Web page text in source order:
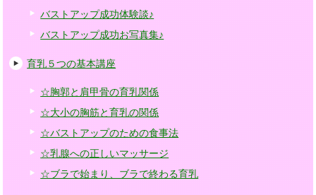
バストアップ成功体験談♪
バストアップ成功お写真集♪
育乳５つの基本講座
☆胸郭と肩甲骨の育乳関係
☆大小の胸筋と育乳の関係
☆バストアップのための食事法
☆乳腺への正しいマッサージ
☆ブラで始まり、ブラで終わる育乳